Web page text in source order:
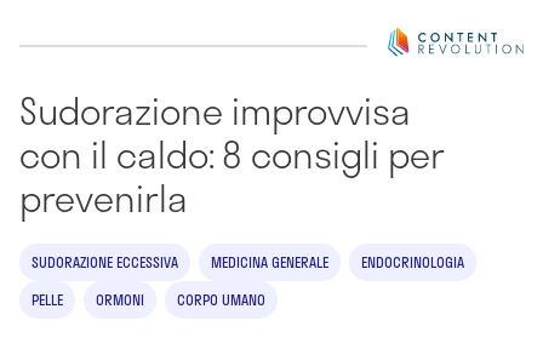
Sudorazione improvvisa
con il caldo: 8 consigli per
prevenirla
SUDORAZIONE ECCESSIVA MEDICINA GENERALE
ENDOCRINOLOGIA
PELLE
ORMONI CORPO UMANO